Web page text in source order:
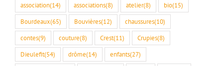
association(14) associations(8) atelier(8) bio(15)
Bourdeaux(65) Bouvières(12) chaussures(10)
contes(9) couture(8) Crest(11) Crupies(8)
Dieulefit(54) drôme(14) enfants(27)